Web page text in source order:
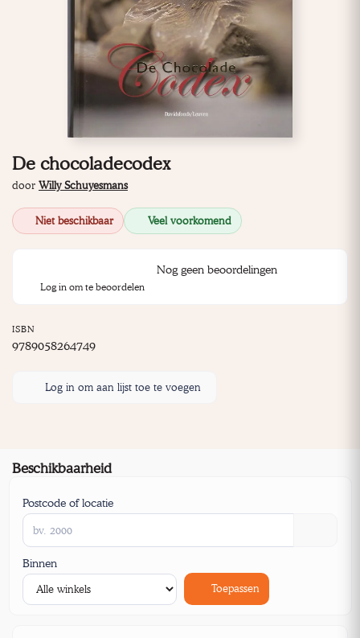
De chocoladecodex
door Willy Schuyesmans
Niet beschikbaar Veel voorkomend
Nog geen beoordelingen
Log in om te beoordelen
ISBN
9789058264749
Log in om aan lijst toe te voegen
Beschikbaarheid
Postcode of locatie
Binnen
Toepassen